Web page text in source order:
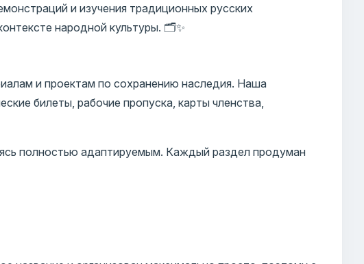
и изучения традиционных русских
народной культуры. 🗂️✨
и проектам по сохранению наследия. Наша
билеты, рабочие пропуска, карты членства,
полностью адаптируемым. Каждый раздел продуман